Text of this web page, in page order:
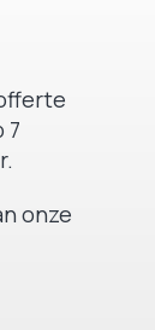
7
onze